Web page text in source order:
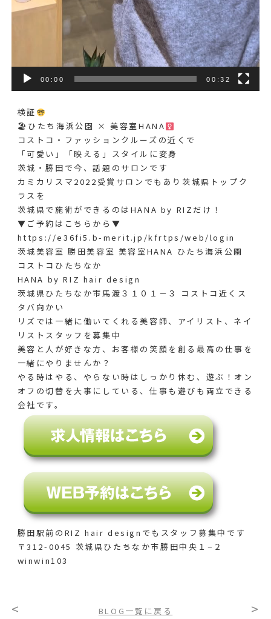
00:00 00:32
検証
🏖ひたち海浜公園 × 美容室HANA‍
コストコ・ファッションクルーズの近くで
「可愛い」「映える」スタイルに変身
茨城・勝田で今、話題のサロンです
カミカリスマ2022受賞サロンでもあり茨城県トップク
ラスを
茨城県で施術ができるのはHANA by RIZだけ！
▼ご予約はこちらから▼
https://e36fi5.b-merit.jp/kfrtps/web/login
茨城美容室 勝田美容室 美容室HANA ひたち海浜公園
コストコひたちなか
HANA by RIZ hair design
茨城県ひたちなか市馬渡３１０１－３ コストコ近くス
タバ向かい
リズでは一緒に働いてくれる美容師、アイリスト、ネイ
リストスタッフを募集中
美容と人が好きな方、お客様の笑顔を創る最高の仕事を
一緒にやりませんか？
やる時はやる、やらない時はしっかり休む、遊ぶ！オン
オフの切替を大事にしている、仕事も遊びも両立できる
会社です。
勝田駅前のRIZ hair designでも スタッフ募集中です
〒312-0045 茨城県ひたちなか市勝田中央１−２
winwin103
< BLOG一覧に戻る >